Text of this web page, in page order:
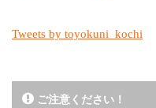
Tweets by toyokuni_kochi
ご注意ください！